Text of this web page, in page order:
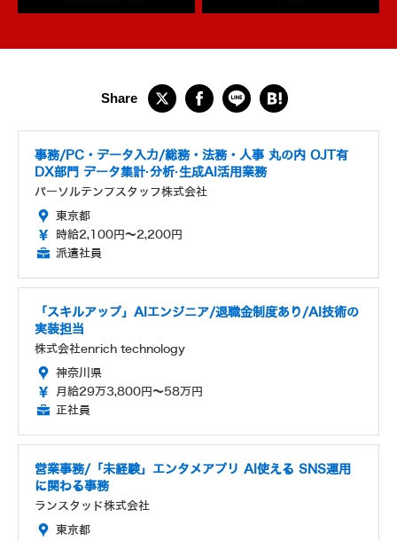
事務/PC・データ入力/総務・法務・人事 丸の内 OJT有
DX部門 データ集計·分析·生成AI活用業務
パーソルテンプスタッフ株式会社
東京都
時給2,100円～2,200円
派遣社員
「スキルアップ」AIエンジニア/退職金制度あり/AI技術の
実装担当
株式会社enrich technology
神奈川県
月給29万3,800円～58万円
正社員
営業事務/「未経験」エンタメアプリ AI使える SNS運用
に関わる事務
ランスタッド株式会社
東京都